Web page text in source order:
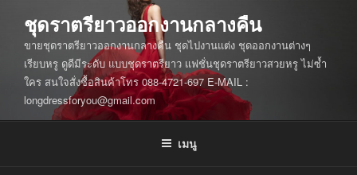
บทความ
ชุดราตรียาวออกงานกลางคืน
ขายชุดราตรียาวออกงานกลางคืน ชุดไปงานแต่ง ชุดออกงานต่างๆ
เรียบหรู ดูดีมีระดับ แบบชุดราตรียาว แฟชั่นชุดราตรียาวสวยหรู ไม่ซ้ำ
ใคร สนใจสั่งซื้อสินค้าโทร 088-4721-697 E-MAIL :
longdressforyou@gmail.com
เมนู